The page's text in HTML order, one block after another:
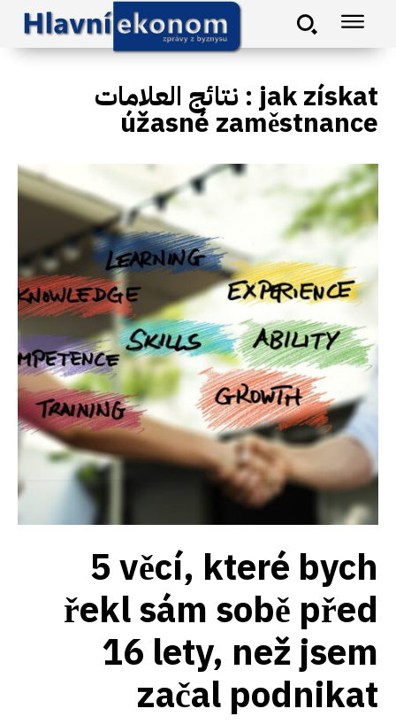
نتائج العلامات : jak získat
úžasné zaměstnance
5 věcí, které bych
řekl sám sobě před
16 lety, než jsem
začal podnikat